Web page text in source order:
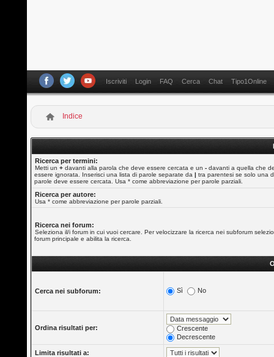
Iscriviti Login FAQ Cerca Chat Tipo1Online
Indice
Ricerca per termini:
Metti un+ davanti alla parola che deve essere cercata e un- davanti a quella che
essere ignorata. Inserisci una lista di parole separate da| tra parentesi se solo una
parole deve essere cercata. Usa * come abbreviazione per parole parziali.
Ricerca per autore:
Usa * come abbreviazione per parole parziali.
Ricerca nei forum:
Seleziona il/i forum in cui vuoi cercare. Per velocizzare la ricerca nei subforum
forum principale e abilita la ricerca.
Cerca nei subforum: Sì No
Ordina risultati per:
Crescente
Decrescente
Limita risultati a: